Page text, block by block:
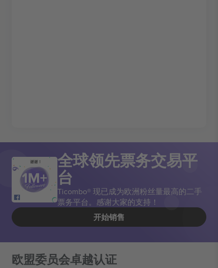
谢谢！ 全球领先票务交易平
台
Ticombo® 现已成为欧洲粉丝量最高的二手
票务平台。感谢大家的支持！
开始销售
欧盟委员会卓越认证